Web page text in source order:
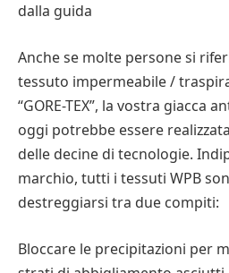
dalla guida
Anche se molte persone si
tessuto impermeabile /
“GORE-TEX”, la vostra giacca
oggi potrebbe essere
delle decine di tecnologie.
marchio, tutti i tessuti WPB
destreggiarsi tra due compiti:
Bloccare le precipitazioni per